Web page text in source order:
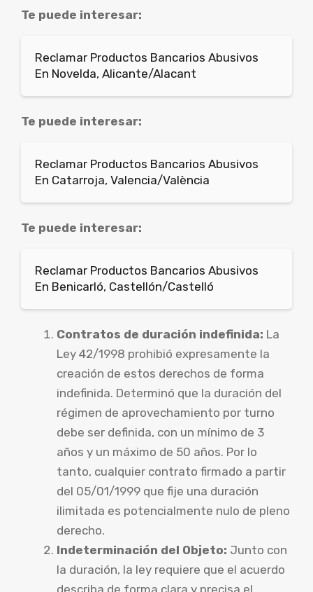
Te puede interesar:
Reclamar Productos Bancarios Abusivos
En Novelda, Alicante/Alacant
Te puede interesar:
Reclamar Productos Bancarios Abusivos
En Catarroja, Valencia/València
Te puede interesar:
Reclamar Productos Bancarios Abusivos
En Benicarló, Castellón/Castelló
Contratos de duración indefinida: La
Ley 42/1998 prohibió expresamente la
creación de estos derechos de forma
indefinida. Determinó que la duración del
régimen de aprovechamiento por turno
debe ser definida, con un mínimo de 3
años y un máximo de 50 años. Por lo
tanto, cualquier contrato firmado a partir
del 05/01/1999 que fije una duración
ilimitada es potencialmente nulo de pleno
derecho.
Indeterminación del Objeto: Junto con
la duración, la ley requiere que el acuerdo
describa de forma clara y precisa el